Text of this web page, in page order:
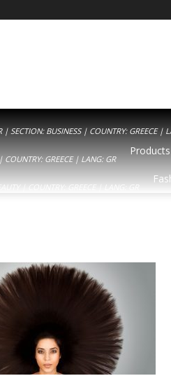
| SECTION: BUSINESS | COUNTRY: GREECE |
COUNTRY: GREECE | LANG: GR
| COUNTRY: GREECE | LANG: GR